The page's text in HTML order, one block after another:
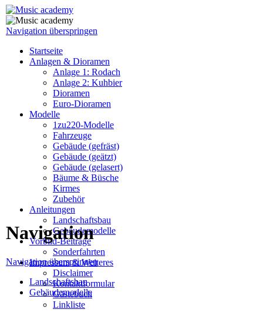
Navigation überspringen
Startseite
Anlagen & Dioramen
Anlage 1: Rodach
Anlage 2: Kuhbier
Dioramen
Euro-Dioramen
Modelle
1zu220-Modelle
Fahrzeuge
Gebäude (gefräst)
Gebäude (geätzt)
Gebäude (gelasert)
Bäume & Büsche
Kirmes
Zubehör
Anleitungen
Landschaftsbau
Gebäudemodelle
Vorbild-Beiträge
Sonderfahrten
Impressum & Weiteres
Disclaimer
Kontaktformular
Gästebuch
Linkliste
Navigation
Navigation überspringen
Landschaftsbau
Gebäudemodelle